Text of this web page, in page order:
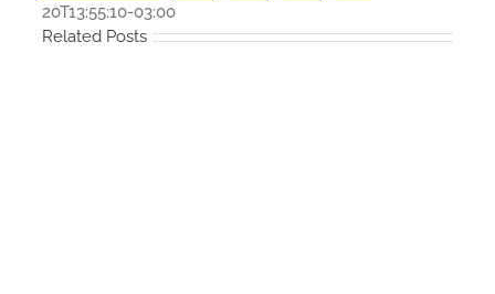
20T13:55:10-03:00
Related Posts